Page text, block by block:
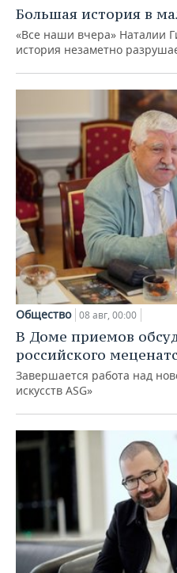
Большая история в
«Все наши вчера» Наталии
история незаметно
Общество 08 авг, 00:00
В Доме приемов
российского
Завершается работа над
искусств ASG»